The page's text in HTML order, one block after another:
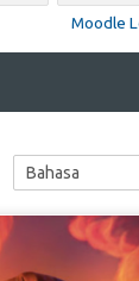
Moodle
Kërko
kurse